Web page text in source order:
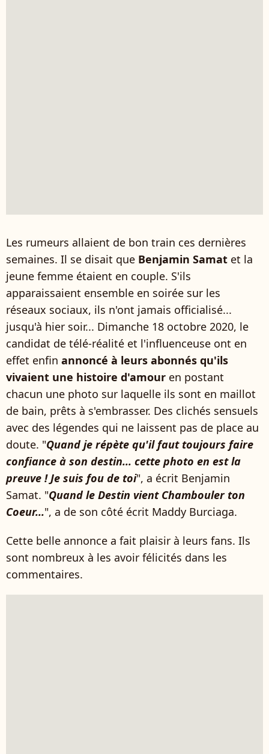
Les rumeurs allaient de bon train ces dernières
semaines. Il se disait que Benjamin Samat et la
jeune femme étaient en couple. S'ils
apparaissaient ensemble en soirée sur les
réseaux sociaux, ils n'ont jamais officialisé...
jusqu'à hier soir... Dimanche 18 octobre 2020, le
candidat de télé-réalité et l'influenceuse ont en
effet enfin annoncé à leurs abonnés qu'ils
vivaient une histoire d'amour en postant
chacun une photo sur laquelle ils sont en maillot
de bain, prêts à s'embrasser. Des clichés sensuels
avec des légendes qui ne laissent pas de place au
doute. "Quand je répète qu'il faut toujours faire
confiance à son destin... cette photo en est la
preuve ! Je suis fou de toi", a écrit Benjamin
Samat. "Quand le Destin vient Chambouler ton
Coeur...", a de son côté écrit Maddy Burciaga.
Cette belle annonce a fait plaisir à leurs fans. Ils
sont nombreux à les avoir félicités dans les
commentaires.